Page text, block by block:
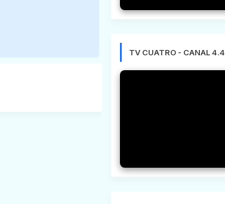
TV CUATRO - CANAL 4.4